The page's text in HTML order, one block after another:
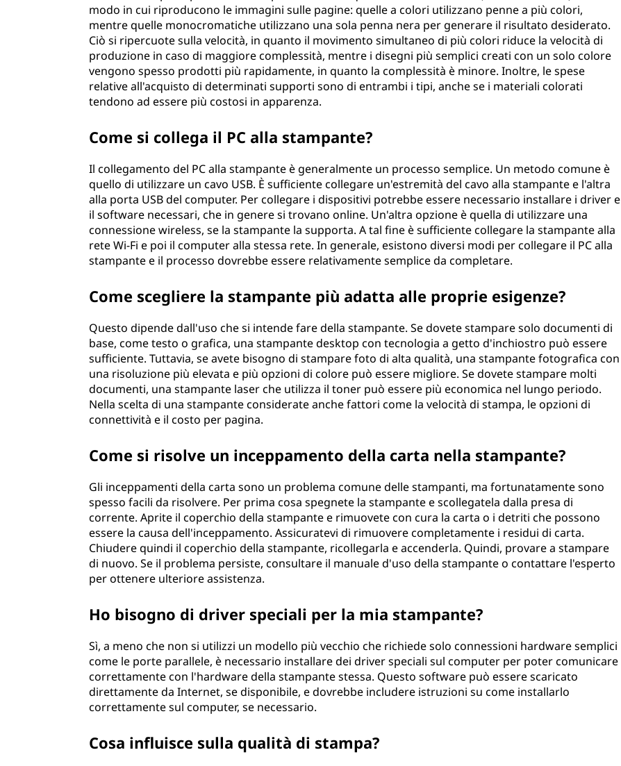
modo in cui riproducono le immagini sulle pagine: quelle a colori utilizzano penne a più colori,
mentre quelle monocromatiche utilizzano una sola penna nera per generare il risultato desiderato.
Ciò si ripercuote sulla velocità, in quanto il movimento simultaneo di più colori riduce la velocità di
produzione in caso di maggiore complessità, mentre i disegni più semplici creati con un solo colore
vengono spesso prodotti più rapidamente, in quanto la complessità è minore. Inoltre, le spese
relative all'acquisto di determinati supporti sono di entrambi i tipi, anche se i materiali colorati
tendono ad essere più costosi in apparenza.
Come si collega il PC alla stampante?
Il collegamento del PC alla stampante è generalmente un processo semplice. Un metodo comune è
quello di utilizzare un cavo USB. È sufficiente collegare un'estremità del cavo alla stampante e l'altra
alla porta USB del computer. Per collegare i dispositivi potrebbe essere necessario installare i driver e
il software necessari, che in genere si trovano online. Un'altra opzione è quella di utilizzare una
connessione wireless, se la stampante la supporta. A tal fine è sufficiente collegare la stampante alla
rete Wi-Fi e poi il computer alla stessa rete. In generale, esistono diversi modi per collegare il PC alla
stampante e il processo dovrebbe essere relativamente semplice da completare.
Come scegliere la stampante più adatta alle proprie esigenze?
Questo dipende dall'uso che si intende fare della stampante. Se dovete stampare solo documenti di
base, come testo o grafica, una stampante desktop con tecnologia a getto d'inchiostro può essere
sufficiente. Tuttavia, se avete bisogno di stampare foto di alta qualità, una stampante fotografica con
una risoluzione più elevata e più opzioni di colore può essere migliore. Se dovete stampare molti
documenti, una stampante laser che utilizza il toner può essere più economica nel lungo periodo.
Nella scelta di una stampante considerate anche fattori come la velocità di stampa, le opzioni di
connettività e il costo per pagina.
Come si risolve un inceppamento della carta nella stampante?
Gli inceppamenti della carta sono un problema comune delle stampanti, ma fortunatamente sono
spesso facili da risolvere. Per prima cosa spegnete la stampante e scollegatela dalla presa di
corrente. Aprite il coperchio della stampante e rimuovete con cura la carta o i detriti che possono
essere la causa dell'inceppamento. Assicuratevi di rimuovere completamente i residui di carta.
Chiudere quindi il coperchio della stampante, ricollegarla e accenderla. Quindi, provare a stampare
di nuovo. Se il problema persiste, consultare il manuale d'uso della stampante o contattare l'esperto
per ottenere ulteriore assistenza.
Ho bisogno di driver speciali per la mia stampante?
Sì, a meno che non si utilizzi un modello più vecchio che richiede solo connessioni hardware semplici
come le porte parallele, è necessario installare dei driver speciali sul computer per poter comunicare
correttamente con l'hardware della stampante stessa. Questo software può essere scaricato
direttamente da Internet, se disponibile, e dovrebbe includere istruzioni su come installarlo
correttamente sul computer, se necessario.
Cosa influisce sulla qualità di stampa?